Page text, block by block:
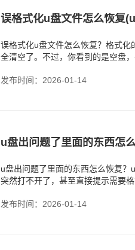
误格式化u盘文件怎么恢复
误格式化u盘文件怎么恢复？格式
全清空了。不过，你看到的是空盘
发布时间：2026-01-14
u盘出问题了里面的东西怎
u盘出问题了里面的东西怎么恢复
突然打不开了，甚至直接提示需要
发布时间：2026-01-14